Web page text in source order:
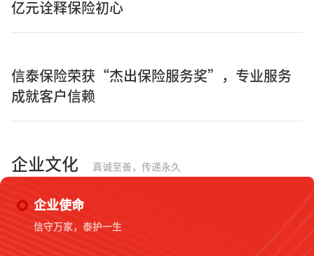
亿元诠释保险初心
信泰保险荣获“杰出保险服务奖”，专业服务
成就客户信赖
企业文化 真诚至善，传递永久
企业使命
信守万家，泰护一生